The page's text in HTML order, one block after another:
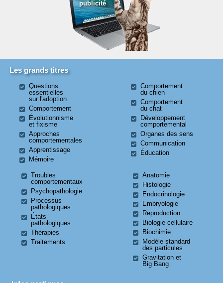
publicité
Les grands titres
Questions
essentielles
sur l'adoption
Comportement
Évolutionnisme
et fixisme
Approches
comportementales
Apprentissage
Mémoire
Comportement
du chien
Comportement
du chat
Développement
comportemental
Organes des sens
Communication
Éducation
Troubles
comportementaux
Psychopathologie
Processus
pathologiques
États
pathologiques
Thérapies
Traitements
Anatomie
Histologie
Endocrinologie
Embryologie
Reproduction
Biologie cellulaire
Biochimie
Modèle standard
des particules
Gravitation et
Big Bang